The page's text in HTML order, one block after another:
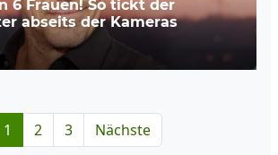
6 Frauen! So tickt der
abseits der Kameras
1 2 3 Nächste